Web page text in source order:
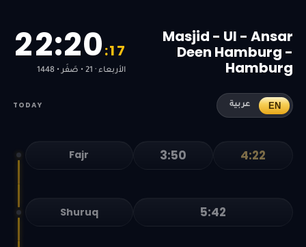
22:20:17
الأربعاء · 21 • صَفَر • 1448
Masjid - Ul - Ansar
Deen Hamburg -
Hamburg
TODAY عربية EN
Fajr 3:50 4:22
Shuruq 5:42